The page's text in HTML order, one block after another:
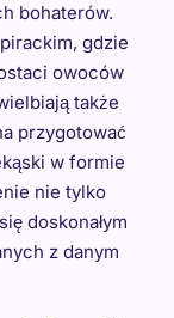
bohaterów.
gdzie
owoców
także
przygotować
w formie
nie tylko
doskonałym
z danym